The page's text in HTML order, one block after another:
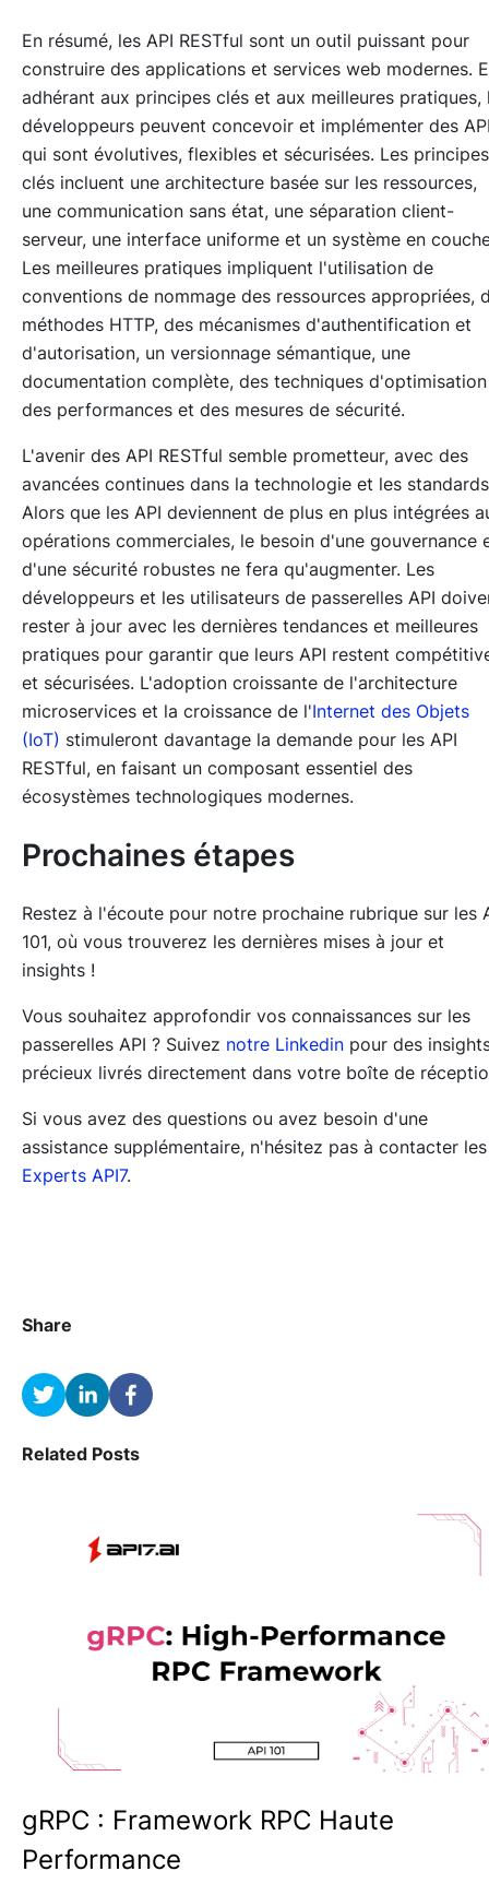
En résumé, les API RESTful sont un outil puissant pour
construire des applications et services web modernes.
adhérant aux principes clés et aux meilleures pratiques,
développeurs peuvent concevoir et implémenter des
qui sont évolutives, flexibles et sécurisées. Les principes
clés incluent une architecture basée sur les ressources,
une communication sans état, une séparation client-
serveur, une interface uniforme et un système en
Les meilleures pratiques impliquent l'utilisation de
conventions de nommage des ressources appropriées,
méthodes HTTP, des mécanismes d'authentification et
d'autorisation, un versionnage sémantique, une
documentation complète, des techniques d'optimisation
des performances et des mesures de sécurité.
L'avenir des API RESTful semble prometteur, avec des
avancées continues dans la technologie et les
Alors que les API deviennent de plus en plus intégrées
opérations commerciales, le besoin d'une gouvernance
d'une sécurité robustes ne fera qu'augmenter. Les
développeurs et les utilisateurs de passerelles API
rester à jour avec les dernières tendances et meilleures
pratiques pour garantir que leurs API restent
et sécurisées. L'adoption croissante de l'architecture
microservices et la croissance de l'Internet des Objets
(IoT) stimuleront davantage la demande pour les API
RESTful, en faisant un composant essentiel des
écosystèmes technologiques modernes.
Prochaines étapes
Restez à l'écoute pour notre prochaine rubrique sur les
101, où vous trouverez les dernières mises à jour et
insights !
Vous souhaitez approfondir vos connaissances sur les
passerelles API ? Suivez notre Linkedin pour des
précieux livrés directement dans votre boîte de
Si vous avez des questions ou avez besoin d'une
assistance supplémentaire, n'hésitez pas à contacter les
Experts API7.
Share
Related Posts
gRPC : Framework RPC Haute
Performance